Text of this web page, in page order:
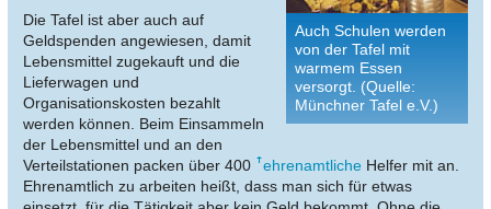
Auch Schulen werden
von der Tafel mit
warmem Essen
versorgt. (Quelle:
Münchner Tafel e.V.)
Die Tafel ist aber auch auf
Geldspenden angewiesen, damit
Lebensmittel zugekauft und die
Lieferwagen und
Organisationskosten bezahlt
werden können. Beim Einsammeln
der Lebensmittel und an den
Verteilstationen packen über 400
ehrenamtliche Helfer mit an.
Ehrenamtlich zu arbeiten heißt, dass man sich für etwas